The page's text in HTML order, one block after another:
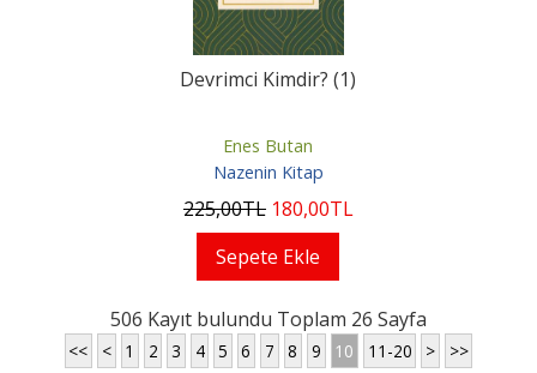
Devrimci Kimdir? (1)
Enes Butan
Nazenin Kitap
225,00TL 180,00TL
Sepete Ekle
506 Kayıt bulundu Toplam 26 Sayfa
<< < 1 2 3 4 5 6 7 8 9 10 11-20 > >>